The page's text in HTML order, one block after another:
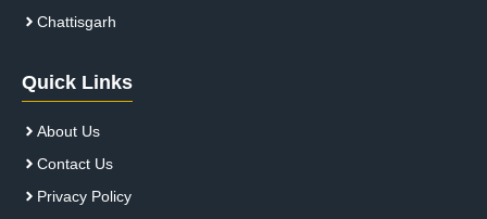
Chattisgarh
Quick Links
About Us
Contact Us
Privacy Policy